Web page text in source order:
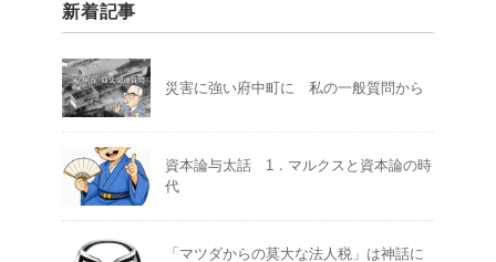
新着記事
災害に強い府中町に 私の一般質問から
資本論与太話 1．マルクスと資本論の時
代
「マツダからの莫大な法人税」は神話に